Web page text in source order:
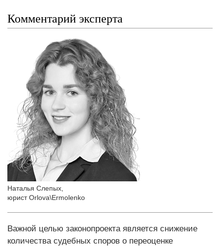
Комментарий эксперта
Наталья Слепых
юрист Orlova\Ermolenko
Важной целью законопроекта является снижение
количества судебных споров о переоценке